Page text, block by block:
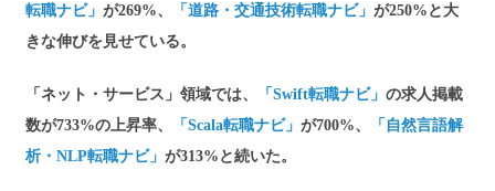
転職ナビ」が269%、 「道路・交通技術転職ナビ」が250%と大
きな伸びを見せている。
「ネット・サービス」領域では、 「Swift転職ナビ」の求人掲載
数が733%の上昇率、
「Scala転職ナビ」が700%、
「自然言語解
析・NLP転職ナビ」が313%と続いた。